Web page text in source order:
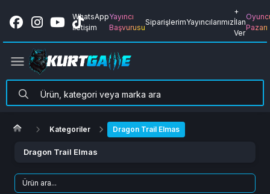
WhatsApp
İletişim
Yayıncı
Başvurusu
SiparişlerimYayıncılarımız
+
İlan
Ver
Pazarı
Kategoriler Dragon Trail Elmas
Dragon Trail Elmas